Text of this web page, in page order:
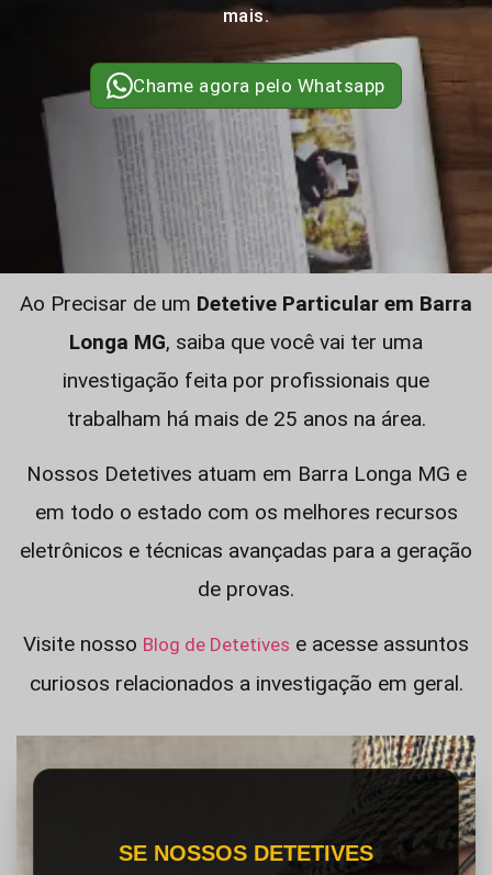
mais.
Chame agora pelo Whatsapp
Ao Precisar de um Detetive Particular em Barra
Longa MG, saiba que você vai ter uma
investigação feita por profissionais que
trabalham há mais de 25 anos na área.
Nossos Detetives atuam em Barra Longa MG e
em todo o estado com os melhores recursos
eletrônicos e técnicas avançadas para a geração
de provas.
Visite nosso Blog de Detetives e acesse assuntos
curiosos relacionados a investigação em geral.
SE NOSSOS DETETIVES